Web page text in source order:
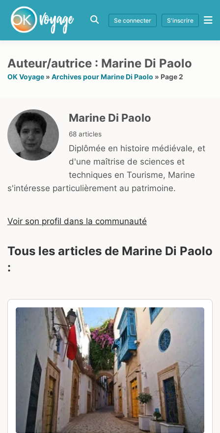
Se connecter S'inscrire
Auteur/autrice : Marine Di Paolo
OK Voyage » Archives pour Marine Di Paolo » Page 2
Marine Di Paolo
68 articles
Diplômée en histoire médiévale, et
d'une maîtrise de sciences et
techniques en Tourisme, Marine
s'intéresse particulièrement au patrimoine.
Voir son profil dans la communauté
Tous les articles de Marine Di Paolo
: